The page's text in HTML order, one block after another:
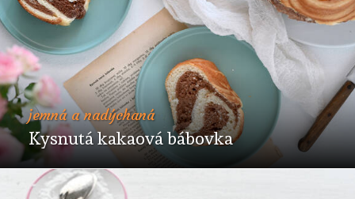
jemná a nadýchaná
Kysnutá kakaová bábovka